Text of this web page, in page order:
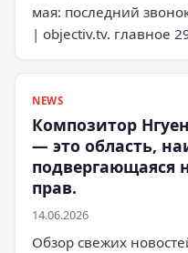
мая: последний
| objectiv.tv. главное
NEWS
Композитор
— это область,
подвергающаяся
прав.
14.06.2026
Обзор свежих